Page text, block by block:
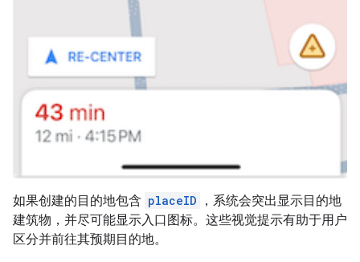
如果创建的目的地包含 placeID
，系统会突出显示目的地
建筑物，并尽可能显示入口图标。这些视觉提示有助于用户
区分并前往其预期目的地。